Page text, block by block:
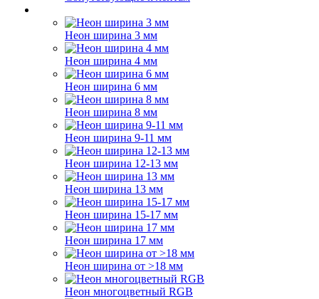
Неон ширина 3 мм
Неон ширина 4 мм
Неон ширина 6 мм
Неон ширина 8 мм
Неон ширина 9-11 мм
Неон ширина 12-13 мм
Неон ширина 13 мм
Неон ширина 15-17 мм
Неон ширина 17 мм
Неон ширина от >18 мм
Неон многоцветный RGB